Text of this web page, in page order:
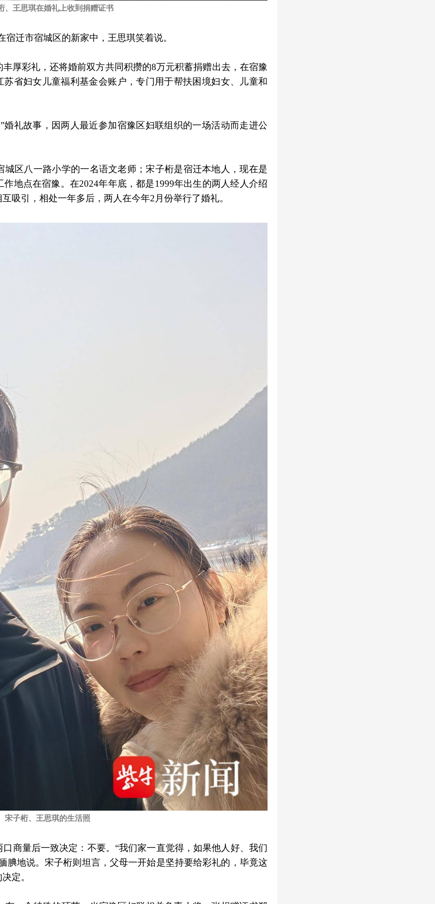
、王思琪在婚礼上收到捐赠证书
迁市宿城区的新家中，王思琪笑着说。
厚彩礼，还将婚前双方共同积攒的8万元积蓄捐赠出去，在宿豫
省妇女儿童福利基金会账户，专门用于帮扶困境妇女、儿童和
礼故事，因两人最近参加宿豫区妇联组织的一场活动而走进公
区八一路小学的一名语文老师；宋子桁是宿迁本地人，现在是
地点在宿豫。在2024年年底，都是1999年出生的两人经人介绍
吸引，相处一年多后，两人在今年2月份举行了婚礼。
宋子桁、王思琪的生活照
商量后一致决定：不要。“我们家一直觉得，如果他人好、我们
腆地说。宋子桁则坦言，父母一开始是坚持要给彩礼的，毕竟这
定。